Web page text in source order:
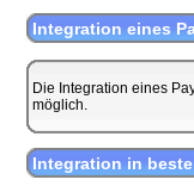
Integration eines
Die Integration eines
möglich.
Integration in